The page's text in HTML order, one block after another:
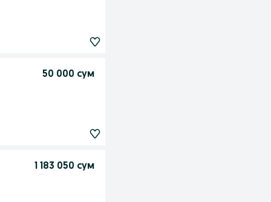
50 000 сум
1 183 050 сум